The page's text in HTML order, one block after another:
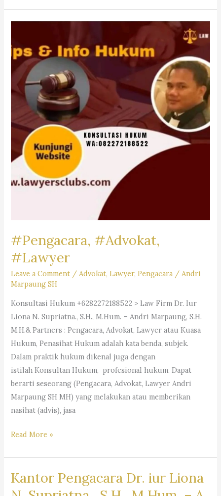
Sengketa
Firm
Dr.iur.
Liona
N.
Supriatna,
M.Hum.
Andri
Marpaung,
SH,
#Pengacara, #Advokat,
#Lawyer
Leave a Comment /Advokat,Lawyer,Pengacara /Andri
Marpaung SH
Konsultasi Hukum +6282272188522 > Law Firm Dr. Iur
Liona N. Supriatna., S.H., M.Hum. – Andri Marpaung, S.H.
M.H.& Partners : Pengacara, Advokat, Lawyer atau Kuasa
Hukum, Penasihat Hukum adalah kata benda, subjek.
Dalam praktik hukum dikenal juga dengan
istilah Konsultan Hukum, profesional hukum. Dapat
berarti seseorang (Pengacara, Advokat, Lawyer Andri
Marpaung SH MH) yang melakukan atau memberikan
nasihat (advis), jasa
#Pengacara, #Advokat,
Read More »
Kantor Pengacara Dr. iur Liona